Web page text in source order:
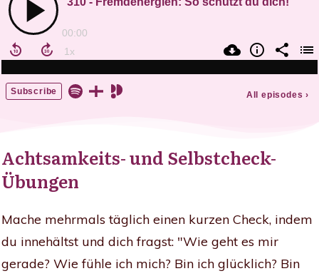
Achtsamkeits- und Selbstcheck-
Übungen
Mache mehrmals täglich einen kurzen Check, indem
du innehältst und dich fragst: "Wie geht es mir
gerade? Wie fühle ich mich? Bin ich glücklich? Bin